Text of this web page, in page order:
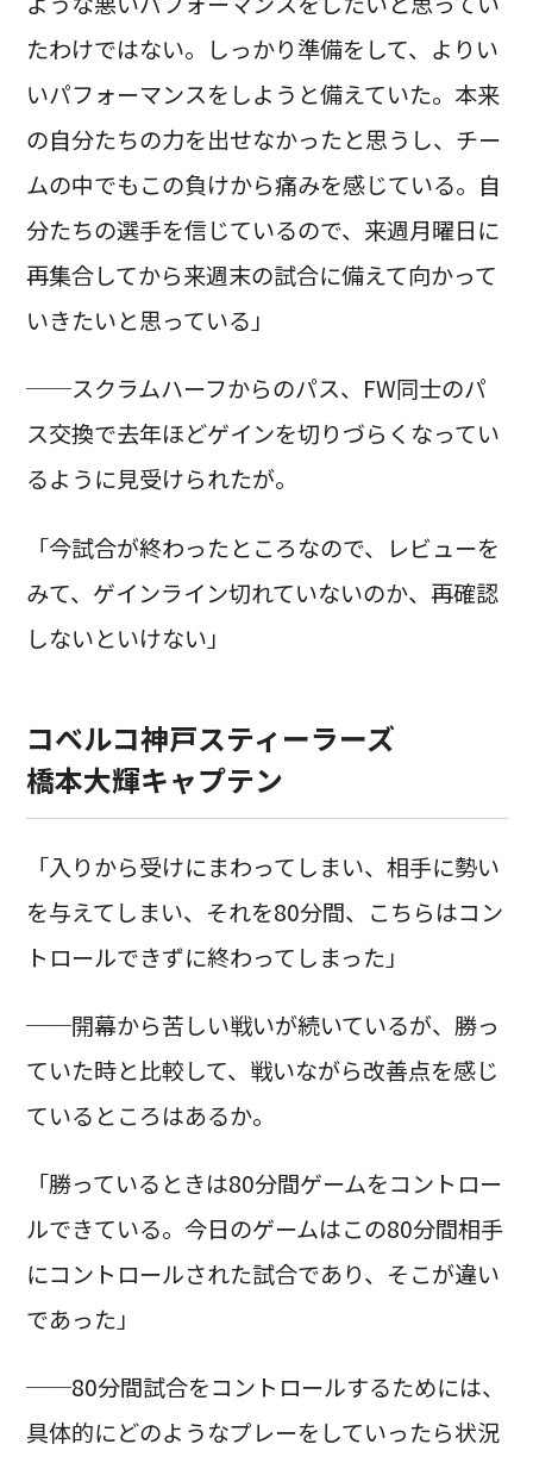
たわけではない。しっかり準備をして、よりい
いパフォーマンスをしようと備えていた。本来
の自分たちの力を出せなかったと思うし、チー
ムの中でもこの負けから痛みを感じている。自
分たちの選手を信じているので、来週月曜日に
再集合してから来週末の試合に備えて向かって
いきたいと思っている」
──スクラムハーフからのパス、FW同士のパ
ス交換で去年ほどゲインを切りづらくなってい
るように見受けられたが。
「今試合が終わったところなので、レビューを
みて、ゲインライン切れていないのか、再確認
しないといけない」
コベルコ神戸スティーラーズ
橋本大輝キャプテン
「入りから受けにまわってしまい、相手に勢い
を与えてしまい、それを80分間、こちらはコン
トロールできずに終わってしまった」
──開幕から苦しい戦いが続いているが、勝っ
ていた時と比較して、戦いながら改善点を感じ
ているところはあるか。
「勝っているときは80分間ゲームをコントロー
ルできている。今日のゲームはこの80分間相手
にコントロールされた試合であり、そこが違い
であった」
──80分間試合をコントロールするためには、
具体的にどのようなプレーをしていったら状況